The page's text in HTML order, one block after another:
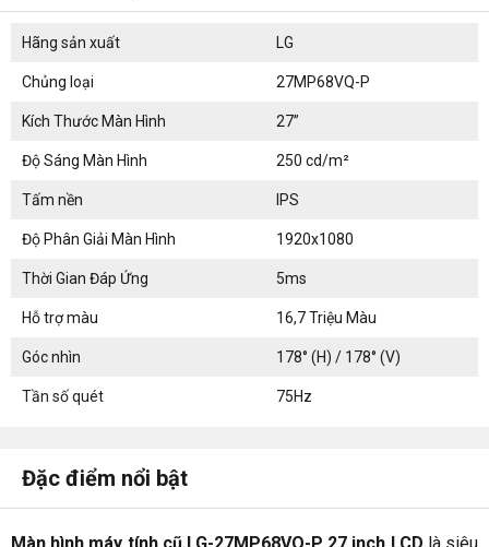
Hãng sản xuất LG
Chủng loại 27MP68VQ-P
Kích Thước Màn Hình 27”
Độ Sáng Màn Hình 250 cd/m²
Tấm nền IPS
Độ Phân Giải Màn Hình 1920x1080
Thời Gian Đáp Ứng 5ms
Hỗ trợ màu 16,7 Triệu Màu
Góc nhìn 178° (H) / 178° (V)
Tần số quét 75Hz
Đặc điểm nổi bật